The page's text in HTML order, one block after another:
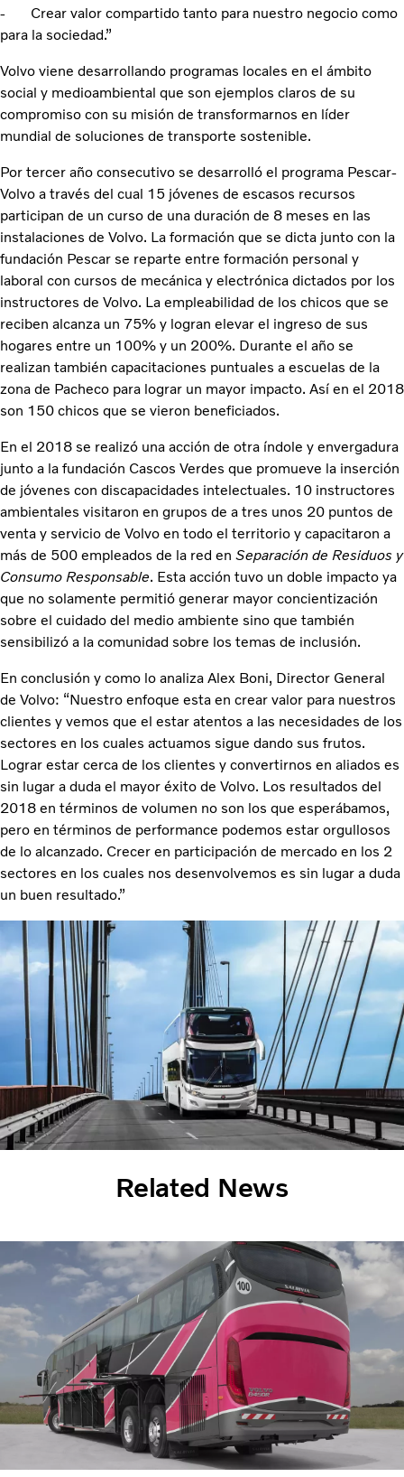
- Crear valor compartido tanto para nuestro negocio como
para la sociedad.”
Volvo viene desarrollando programas locales en el ámbito
social y medioambiental que son ejemplos claros de su
compromiso con su misión de transformarnos en líder
mundial de soluciones de transporte sostenible.
Por tercer año consecutivo se desarrolló el programa Pescar-
Volvo a través del cual 15 jóvenes de escasos recursos
participan de un curso de una duración de 8 meses en las
instalaciones de Volvo. La formación que se dicta junto con la
fundación Pescar se reparte entre formación personal y
laboral con cursos de mecánica y electrónica dictados por los
instructores de Volvo. La empleabilidad de los chicos que se
reciben alcanza un 75% y logran elevar el ingreso de sus
hogares entre un 100% y un 200%. Durante el año se
realizan también capacitaciones puntuales a escuelas de la
zona de Pacheco para lograr un mayor impacto. Así en el 2018
son 150 chicos que se vieron beneficiados.
En el 2018 se realizó una acción de otra índole y envergadura
junto a la fundación Cascos Verdes que promueve la inserción
de jóvenes con discapacidades intelectuales. 10 instructores
ambientales visitaron en grupos de a tres unos 20 puntos de
venta y servicio de Volvo en todo el territorio y capacitaron a
más de 500 empleados de la red en Separación de Residuos y
Consumo Responsable. Esta acción tuvo un doble impacto ya
que no solamente permitió generar mayor concientización
sobre el cuidado del medio ambiente sino que también
sensibilizó a la comunidad sobre los temas de inclusión.
En conclusión y como lo analiza Alex Boni, Director General
de Volvo: “Nuestro enfoque esta en crear valor para nuestros
clientes y vemos que el estar atentos a las necesidades de los
sectores en los cuales actuamos sigue dando sus frutos.
Lograr estar cerca de los clientes y convertirnos en aliados es
sin lugar a duda el mayor éxito de Volvo. Los resultados del
2018 en términos de volumen no son los que esperábamos,
pero en términos de performance podemos estar orgullosos
de lo alcanzado. Crecer en participación de mercado en los 2
sectores en los cuales nos desenvolvemos es sin lugar a duda
un buen resultado.”
Related News